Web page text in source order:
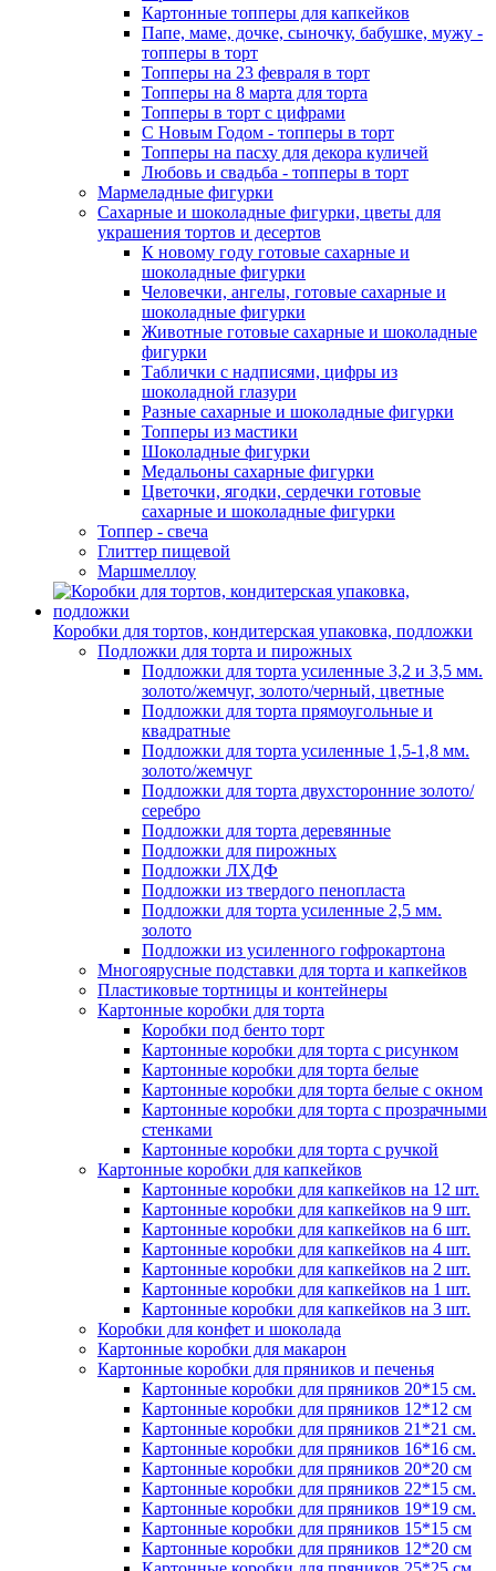
Картонные топперы для капкейков
Папе, маме, дочке, сыночку, бабушке, мужу -
топперы в торт
Топперы на 23 февраля в торт
Топперы на 8 марта для торта
Топперы в торт с цифрами
С Новым Годом - топперы в торт
Топперы на пасху для декора куличей
Любовь и свадьба - топперы в торт
Мармеладные фигурки
Сахарные и шоколадные фигурки, цветы для
украшения тортов и десертов
К новому году готовые сахарные и
шоколадные фигурки
Человечки, ангелы, готовые сахарные и
шоколадные фигурки
Животные готовые сахарные и шоколадные
фигурки
Таблички с надписями, цифры из
шоколадной глазури
Разные сахарные и шоколадные фигурки
Топперы из мастики
Шоколадные фигурки
Медальоны сахарные фигурки
Цветочки, ягодки, сердечки готовые
сахарные и шоколадные фигурки
Топпер - свеча
Глиттер пищевой
Маршмеллоу
Коробки для тортов, кондитерская упаковка, подложки
Подложки для торта и пирожных
Подложки для торта усиленные 3,2 и 3,5 мм.
золото/жемчуг, золото/черный, цветные
Подложки для торта прямоугольные и
квадратные
Подложки для торта усиленные 1,5-1,8 мм.
золото/жемчуг
Подложки для торта двухсторонние золото/
серебро
Подложки для торта деревянные
Подложки для пирожных
Подложки ЛХДФ
Подложки из твердого пенопласта
Подложки для торта усиленные 2,5 мм.
золото
Подложки из усиленного гофрокартона
Многоярусные подставки для торта и капкейков
Пластиковые тортницы и контейнеры
Картонные коробки для торта
Коробки под бенто торт
Картонные коробки для торта с рисунком
Картонные коробки для торта белые
Картонные коробки для торта белые с окном
Картонные коробки для торта с прозрачными
стенками
Картонные коробки для торта с ручкой
Картонные коробки для капкейков
Картонные коробки для капкейков на 12 шт.
Картонные коробки для капкейков на 9 шт.
Картонные коробки для капкейков на 6 шт.
Картонные коробки для капкейков на 4 шт.
Картонные коробки для капкейков на 2 шт.
Картонные коробки для капкейков на 1 шт.
Картонные коробки для капкейков на 3 шт.
Коробки для конфет и шоколада
Картонные коробки для макарон
Картонные коробки для пряников и печенья
Картонные коробки для пряников 20*15 см.
Картонные коробки для пряников 12*12 см
Картонные коробки для пряников 21*21 см.
Картонные коробки для пряников 16*16 см.
Картонные коробки для пряников 20*20 см
Картонные коробки для пряников 22*15 см.
Картонные коробки для пряников 19*19 см.
Картонные коробки для пряников 15*15 см
Картонные коробки для пряников 12*20 см